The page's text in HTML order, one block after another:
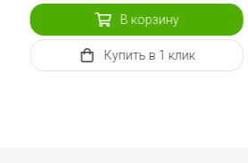
В корзину
Купить в 1 клик